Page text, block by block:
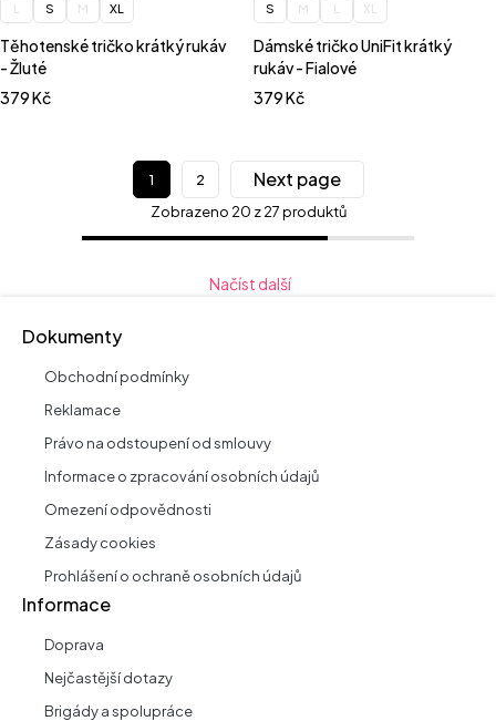
L S M XL
Těhotenské tričko krátký rukáv
- Žluté
379Kč
S M L XL
Dámské tričko UniFit krátký
rukáv - Fialové
379Kč
1 2 Next page
Zobrazeno 20 z 27 produktů
Načíst další
Dokumenty
Obchodní podmínky
Reklamace
Právo na odstoupení od smlouvy
Informace o zpracování osobních údajů
Omezení odpovědnosti
Zásady cookies
Prohlášení o ochraně osobních údajů
Informace
Doprava
Nejčastější dotazy
Brigády a spolupráce